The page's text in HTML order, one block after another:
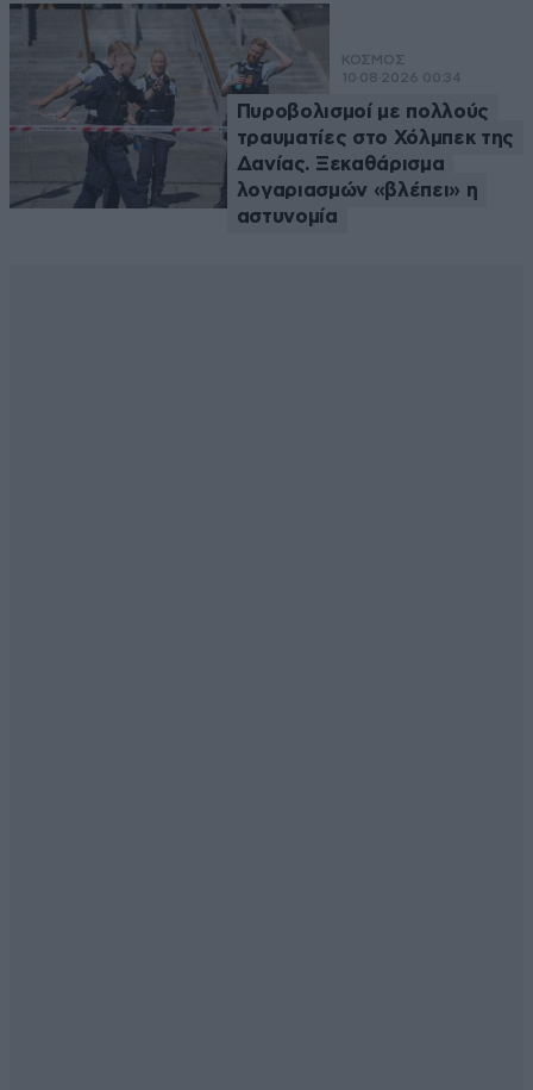
ΚΟΣΜΟΣ
10·08·2026 00:34
Πυροβολισμοί με πολλούς
τραυματίες στο Χόλμπεκ της
Δανίας. Ξεκαθάρισμα
λογαριασμών «βλέπει» η
αστυνομία